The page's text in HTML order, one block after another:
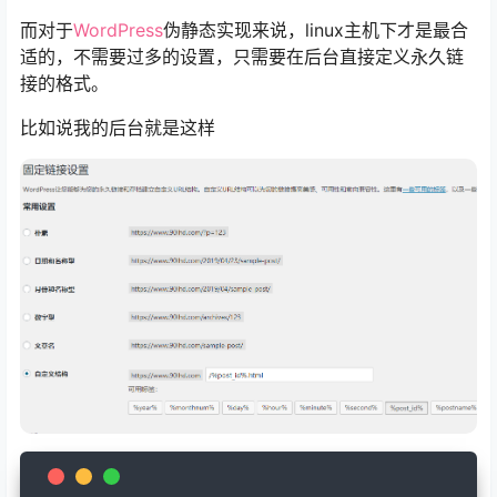
而对于WordPress伪静态实现来说，linux主机下才是最合
适的，不需要过多的设置，只需要在后台直接定义永久链
接的格式。
比如说我的后台就是这样